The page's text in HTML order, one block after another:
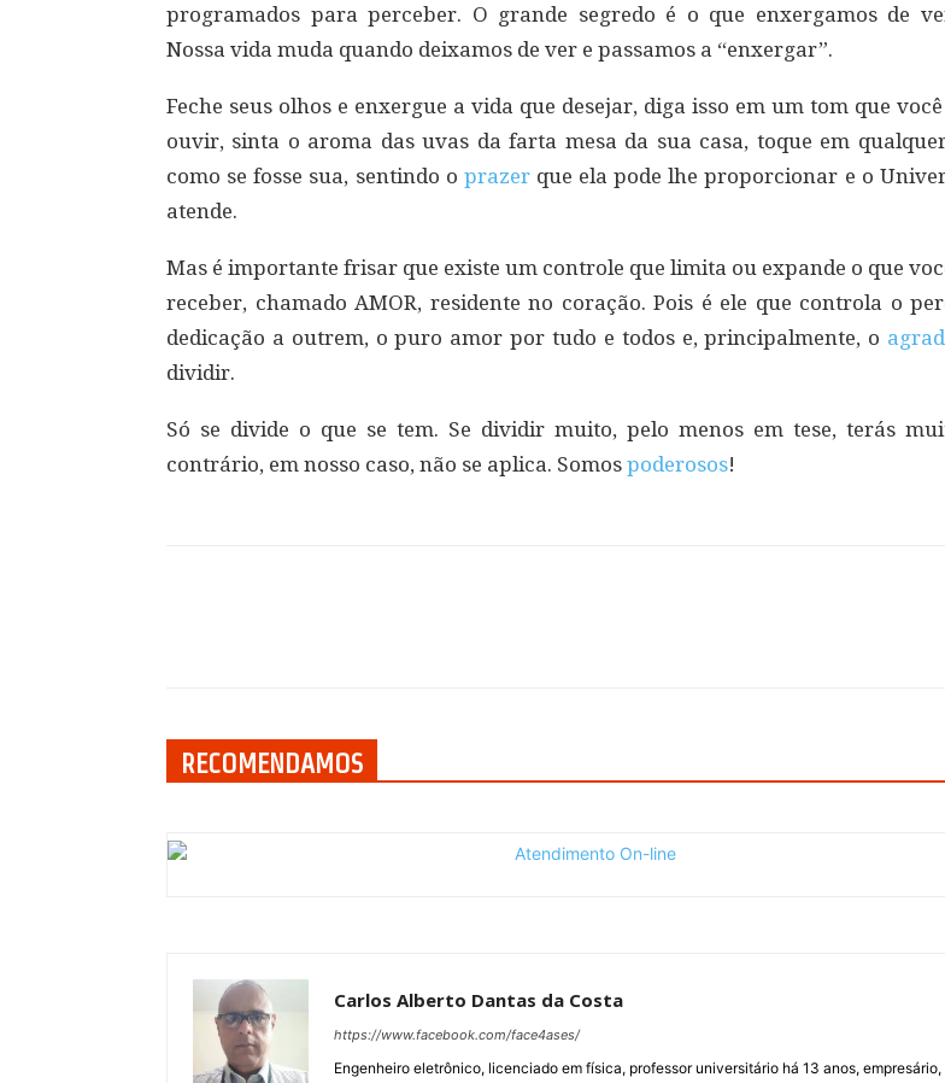
programados para perceber. O grande segredo é o que enxergamos de
Nossa vida muda quando deixamos de ver e passamos a “enxergar”.
Feche seus olhos e enxergue a vida que desejar, diga isso em um tom que
ouvir, sinta o aroma das uvas da farta mesa da sua casa, toque em
como se fosse sua, sentindo o prazerque ela pode lhe proporcionar e o
atende.
Mas é importante frisar que existe um controle que limita ou expande o que
receber, chamado AMOR, residente no coração. Pois é ele que controla o
dedicação a outrem, o puro amor por tudo e todos e, principalmente, o
dividir.
Só se divide o que se tem. Se dividir muito, pelo menos em tese, terás
contrário, em nosso caso, não se aplica. Somos poderosos!
RECOMENDAMOS
Carlos Alberto Dantas da Costa
https://www.facebook.com/face4ases/
Engenheiro eletrônico, licenciado em física, professor universitário há 13 anos, empresário,